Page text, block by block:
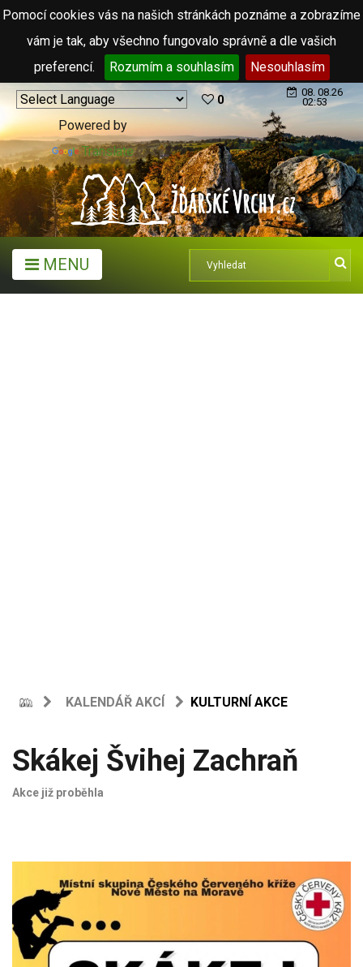
Pomocí cookies vás na našich stránkách poznáme a zobrazíme
vám je tak, aby všechno fungovalo správně a dle vašich
preferencí.
Rozumím a souhlasím Nesouhlasím
Powered by
Translate
0
08. 08.26
02:53
MENU
KALENDÁŘ AKCÍ KULTURNÍ AKCE
Skákej Švihej Zachraň
Akce již proběhla